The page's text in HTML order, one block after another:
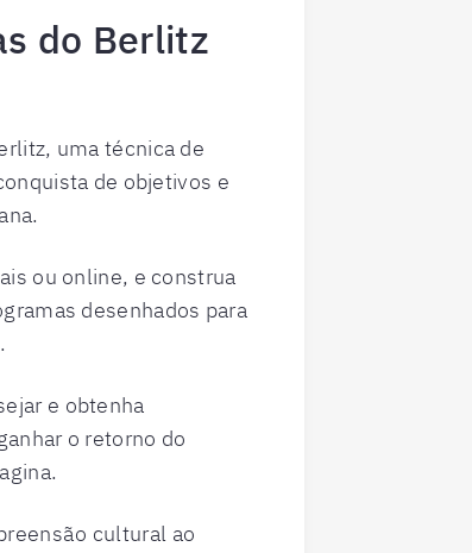
do Berlitz
uma técnica de
de objetivos e
ou online, e construa
desenhados para
e obtenha
o retorno do
cultural ao